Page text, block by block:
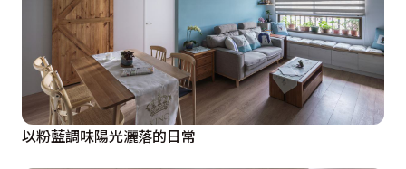
以粉藍調味陽光灑落的日常